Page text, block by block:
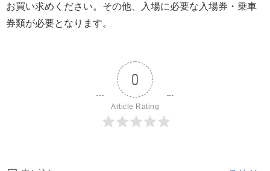
お買い求めください。その他、入場に必要な入場券・乗車
券類が必要となります。
0
Article Rating